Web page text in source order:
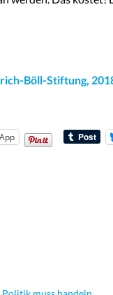
Böll-Stiftung,